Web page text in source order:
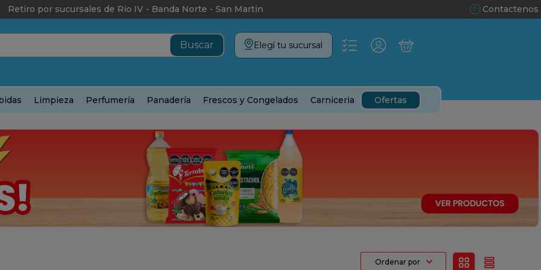
Retiro por sucursales de Rio IV - Banda Norte - San Martin Contactenos
Elegí tu sucursal
Limpieza Perfumería Panadería Frescos y Congelados Carniceria Ofertas
Ordenar por